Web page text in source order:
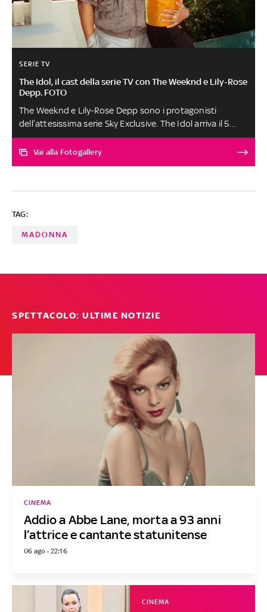
SERIE TV
The Idol, il cast della serie TV con The Weeknd e Lily-Rose
Depp. FOTO
The Weeknd e Lily-Rose Depp sono i protagonisti
dell’attesissima serie Sky Exclusive. The Idol arriva il 5
giugno in esclusiva su Sky e in streaming solo su NOW
Vai alla Fotogallery
TAG:
MADONNA
SPETTACOLO: ULTIME NOTIZIE
Addio a Abbe Lane, morta a 93 anni
l’attrice e cantante statunitense
CINEMA
06 ago - 22:16
CINEMA